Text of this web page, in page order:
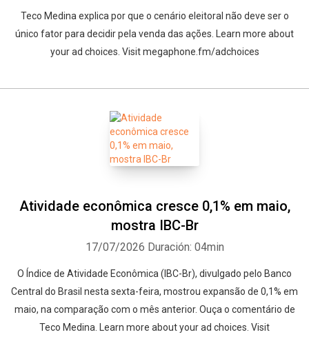
Teco Medina explica por que o cenário eleitoral não deve ser o
único fator para decidir pela venda das ações. Learn more about
your ad choices. Visit megaphone.fm/adchoices
Atividade econômica cresce 0,1% em maio,
mostra IBC-Br
17/07/2026 Duración: 04min
O Índice de Atividade Econômica (IBC-Br), divulgado pelo Banco
Central do Brasil nesta sexta-feira, mostrou expansão de 0,1% em
maio, na comparação com o mês anterior. Ouça o comentário de
Teco Medina. Learn more about your ad choices. Visit